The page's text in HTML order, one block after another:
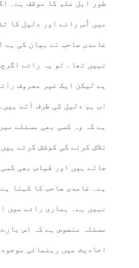
طور اہل علم کا موقف ہے۔
میں اُس رائے اور دلیل کا
غامدی صاحب نے بیان کی ہے
نہیں تھا۔ تو یہ رائے
ہے لیکن ایک غیر معروف
اب ہم دلیل کی طرف آتے
ہے کہ وہ کسی بھی مسئلے
تلاش کرنے کی کوشش کرتے
جاتے ہیں اور قیاس بھی
ہے۔ غامدی صاحب کا کہنا
نہیں ہے۔ ہماری رائے میں
مسئلہ منصوص ہے کہ اس
احادیث میں رہنمائی موجود